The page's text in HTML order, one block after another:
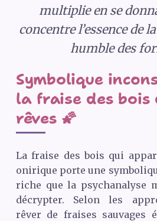
multiplie en se
concentre l’essence de
humble des
Symbolique
la fraise des bois
rêves 🌠
La fraise des bois qui
onirique porte une
riche que la psychanalyse
décrypter. Selon les
rêver de fraises sauvages